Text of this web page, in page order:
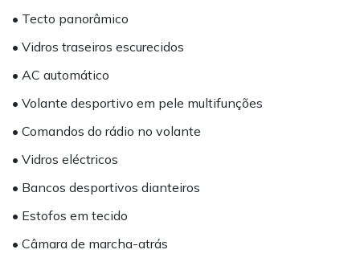
• Tecto panorâmico
• Vidros traseiros escurecidos
• AC automático
• Volante desportivo em pele multifunções
• Comandos do rádio no volante
• Vidros eléctricos
• Bancos desportivos dianteiros
• Estofos em tecido
• Câmara de marcha-atrás